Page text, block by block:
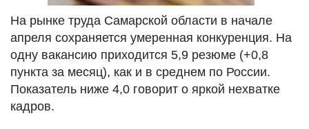
На рынке труда Самарской области в начале
апреля сохраняется умеренная конкуренция. На
одну вакансию приходится 5,9 резюме (+0,8
пункта за месяц), как и в среднем по России.
Показатель ниже 4,0 говорит о яркой нехватке
кадров.